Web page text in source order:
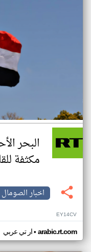
البحر
مكثفة
اخبار الصومال
EY14CV
ار تي عربي• arabic.rt.com